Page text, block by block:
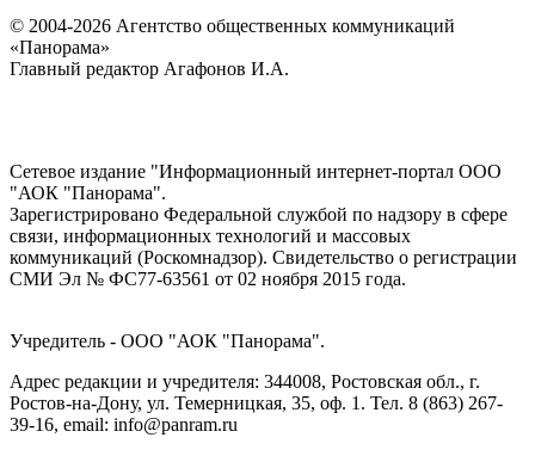
© 2004-2026 Агентство общественных коммуникаций
«Панорама»
Главный редактор Агафонов И.А.
Сетевое издание "Информационный интернет-портал ООО
"АОК "Панорама".
Зарегистрировано Федеральной службой по надзору в сфере
связи, информационных технологий и массовых
коммуникаций (Роскомнадзор). Cвидетельство о регистрации
СМИ Эл № ФС77-63561 от 02 ноября 2015 года.
Учредитель - ООО "АОК "Панорама".
Адрес редакции и учредителя: 344008, Ростовская обл., г.
Ростов-на-Дону, ул. Темерницкая, 35, оф. 1. Тел. 8 (863) 267-
39-16, email: info@panram.ru